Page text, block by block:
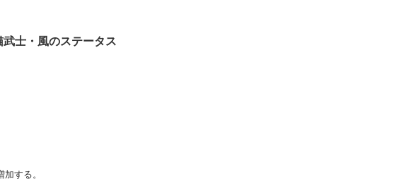
士・風のステータス
する。